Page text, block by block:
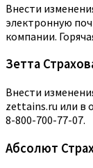
Внести
электронную
компании.
Зетта
Внести
zettains.ru или в
8-800-700-77-07.
Абсолют